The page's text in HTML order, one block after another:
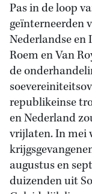
Pas in de loop
geïnterneerden
Nederlandse en
Roem en Van
de
republikeinse
en Nederland
vrijlaten. In mei
augustus en
duizenden uit